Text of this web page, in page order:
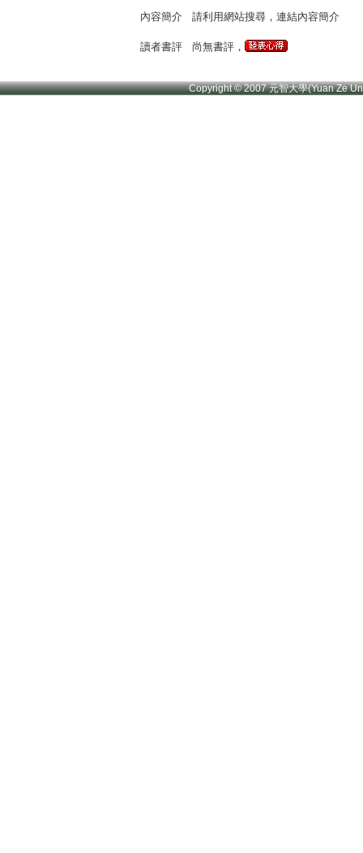
內容簡介 請利用網站搜尋，連結內容簡介
讀者書評 尚無書評，
Copyright © 2007 元智大學(Yuan Ze